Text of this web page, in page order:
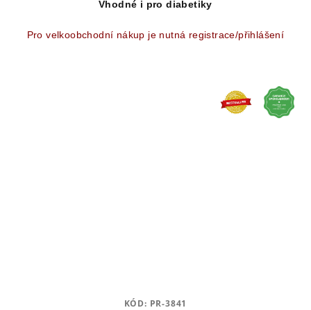
Vhodné i pro diabetiky
Pro velkoobchodní nákup je nutná registrace/přihlášení
KÓD: PR-3841